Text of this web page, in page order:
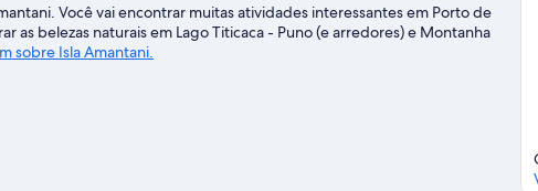
Você vai encontrar muitas atividades interessantes em Porto de
as belezas naturais em Lago Titicaca - Puno (e arredores) e Montanha
sobre Isla Amantani.